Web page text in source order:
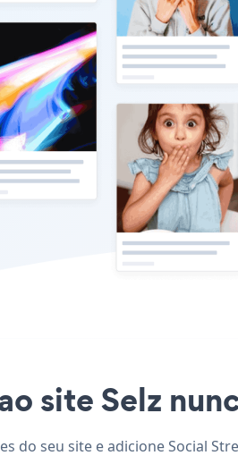
site Selz
do seu site e adicione Social